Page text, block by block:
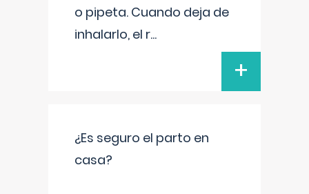
o pipeta. Cuando deja de
inhalarlo, el r...
+
¿Es seguro el parto en
casa?